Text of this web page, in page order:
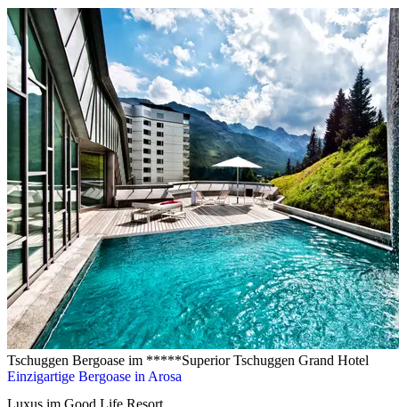
Tschuggen Bergoase im *****Superior Tschuggen Grand Hotel
Einzigartige Bergoase in Arosa